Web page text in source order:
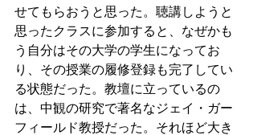
せてもらおうと思った。聴講しようと
思ったクラスに参加すると、なぜかも
う自分はその大学の学生になってお
り、その授業の履修登録も完了してい
る状態だった。教壇に立っているの
は、中観の研究で著名なジェイ・ガー
フィールド教授だった。それほど大き